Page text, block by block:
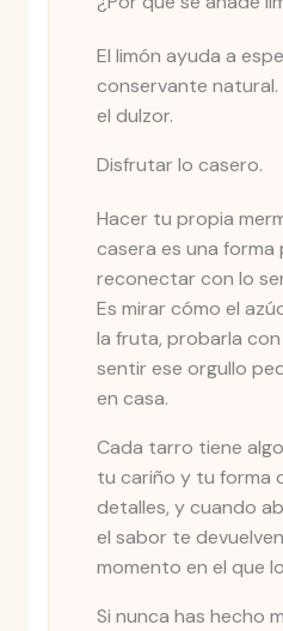
El limón ayuda a
conservante natural.
el dulzor.
Disfrutar lo casero.
Hacer tu propia
casera es una forma
reconectar con lo
Es mirar cómo el
la fruta, probarla
sentir ese orgullo
en casa.
Cada tarro tiene
tu cariño y tu forma
detalles, y cuando
el sabor te
momento en el que
Si nunca has hecho